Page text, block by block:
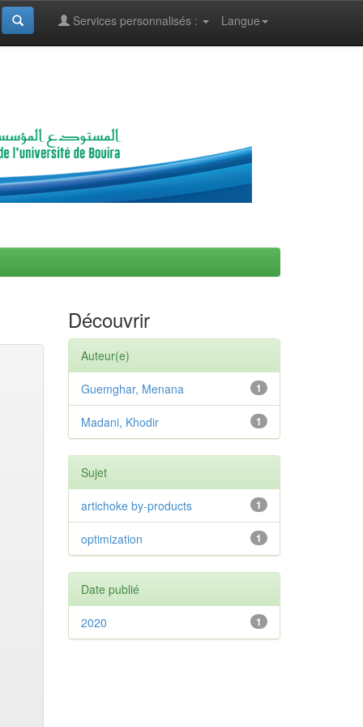
Langue
Services personnalisés :
Découvrir
Auteur(e)
1
Guemghar, Menana
1
Madani, Khodir
Sujet
1
artichoke by-products
1
optimization
Date publié
1
2020